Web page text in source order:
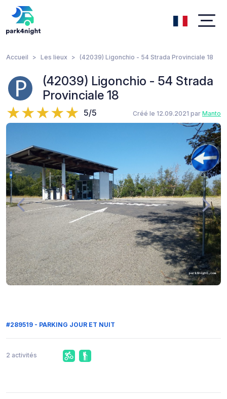
Accueil Les lieux (42039) Ligonchio - 54 Strada Provinciale 18
(42039) Ligonchio - 54 Strada
Provinciale 18
5/5 Créé le 12.09.2021 par Manto
#289519 - PARKING JOUR ET NUIT
2 activités